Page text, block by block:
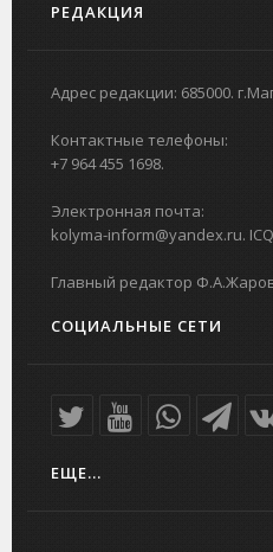
РЕДАКЦИЯ
Адрес редакции: 685000.
Контактные телефоны:
+7 964 455 1698.
Электронная почта:
kolyma-inform@yandex.ru.
Главный редактор
СОЦИАЛЬНЫЕ СЕТИ
ЕЩЕ...